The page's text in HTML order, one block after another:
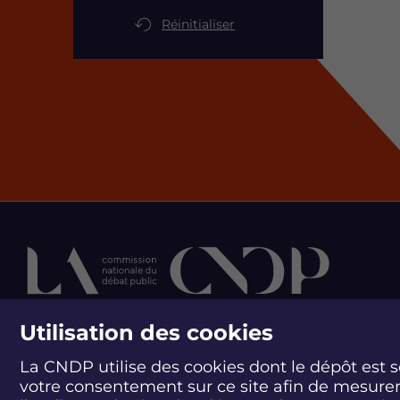
Utilisation des cookies
La CNDP utilise des cookies dont le dépôt est
votre consentement sur ce site afin de mesurer
Réinitialiser
contactez la
244 boulevard Saint-